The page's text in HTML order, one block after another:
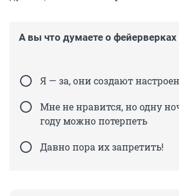
А вы что думаете о фейерверках
Я — за, они создают
Мне не нравится, но одну
году можно потерпеть
Давно пора их запретить!